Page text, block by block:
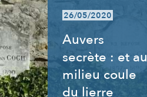
26/05/2020
Auvers
secrète : et au
milieu coule
du lierre